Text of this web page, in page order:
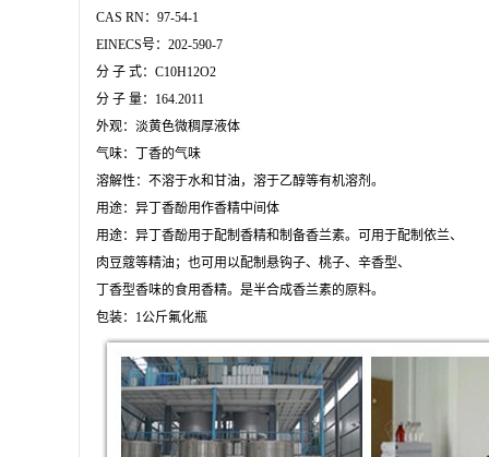
CAS RN：97-54-1
EINECS号：202-590-7
分 子 式：C10H12O2
分 子 量：164.2011
外观：淡黄色微稠厚液体
气味：丁香的气味
溶解性：不溶于水和甘油，溶于乙醇等有机溶剂。
用途：异丁香酚用作香精中间体
用途：异丁香酚用于配制香精和制备香兰素。可用于配制依兰、
肉豆蔻等精油；也可用以配制悬钩子、桃子、辛香型、
丁香型香味的食用香精。是半合成香兰素的原料。
包装：1公斤氟化瓶